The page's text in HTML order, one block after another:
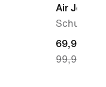
Air Jordan
Schuh
current
price
69,99 €
99,99 €